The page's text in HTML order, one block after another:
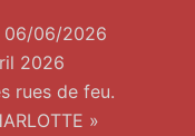
06/06/2026
2026
rues de feu.
»